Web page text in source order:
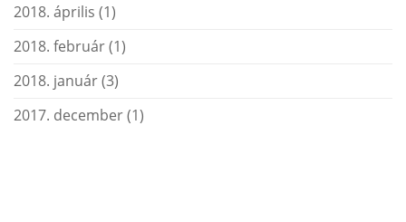
2018. április (1)
2018. február(1)
2018. január(3)
2017. december(1)